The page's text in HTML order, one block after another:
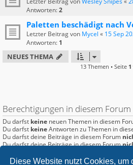
Diese Website nutzt Cookies, um
Antworten:2
Paletten beschädigt nach
Letzter Beitrag von Mycel « 15 Sep
Antworten: 1
NEUES THEMA
13 Themen • Seite 1
Berechtigungen in diesem Forum
Du darfst keine neuen Themen in diesem
Du darfst keineAntworten zu Themen in
Du darfst deine Beiträge in diesem Forum
Du darfst deine Beiträge in diesem Forum